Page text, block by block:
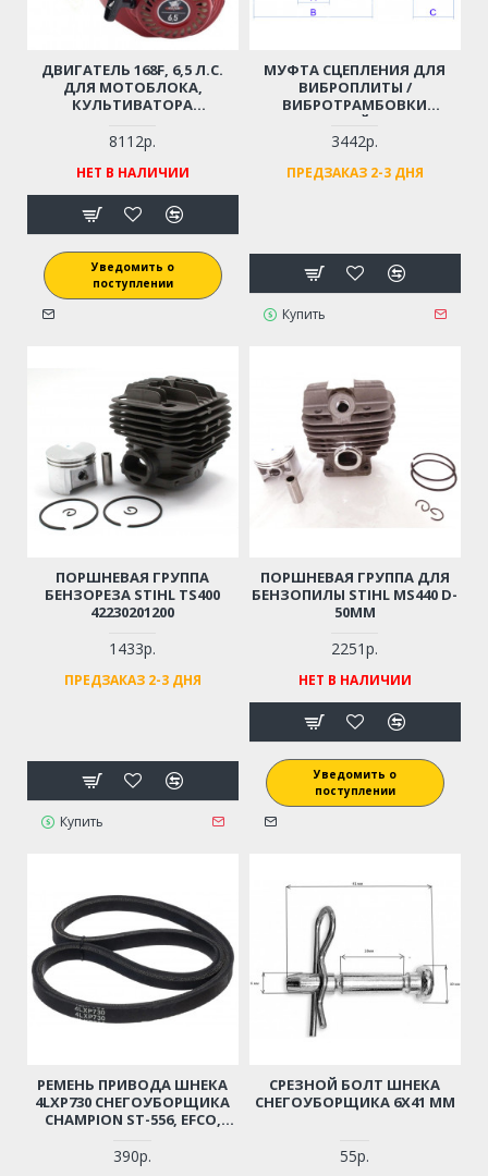
ДВИГАТЕЛЬ 168F, 6,5 Л.С.
ДЛЯ МОТОБЛОКА,
КУЛЬТИВАТОРА
СНЕГОУБОРЩИКА (ВАЛ - 20
ММ, ШПОНКА; С ДАТЧИКОМ
УРОВНЯ МАСЛА! СТАЛЬНОЙ
РАСПРЕДВАЛ!)
8112р.
НЕТ В НАЛИЧИИ
Уведомить о
поступлении
МУФТА СЦЕПЛЕНИЯ ДЛЯ
ВИБРОПЛИТЫ /
ВИБРОТРАМБОВКИ
(ПОСАДОЧНЫЙ ДИАМЕТР -
15 ММ)
3442р.
ПРЕДЗАКАЗ 2-3 ДНЯ
Купить
ПОРШНЕВАЯ ГРУППА
БЕНЗОРЕЗА STIHL TS400
42230201200
1433р.
ПРЕДЗАКАЗ 2-3 ДНЯ
Купить
ПОРШНЕВАЯ ГРУППА ДЛЯ
БЕНЗОПИЛЫ STIHL MS440 D-
50ММ
2251р.
НЕТ В НАЛИЧИИ
Уведомить о
поступлении
РЕМЕНЬ ПРИВОДА ШНЕКА
4LXP730 СНЕГОУБОРЩИКА
CHAMPION ST-556, EFCO,
ELITECH (СМ. ОПИСАНИЕ)
390р.
СРЕЗНОЙ БОЛТ ШНЕКА
СНЕГОУБОРЩИКА 6X41 ММ
55р.